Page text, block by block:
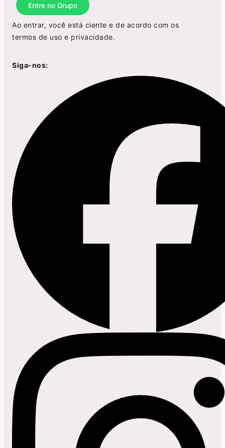
Entre no Grupo
Ao entrar, você está ciente e de acordo com os
termos de uso e privacidade.
Siga-nos: